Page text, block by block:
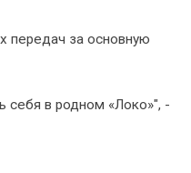
передач за основную
себя в родном «Локо»", -